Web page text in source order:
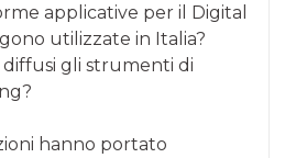
applicative per il Digital
utilizzate in Italia?
gli strumenti di
hanno portato